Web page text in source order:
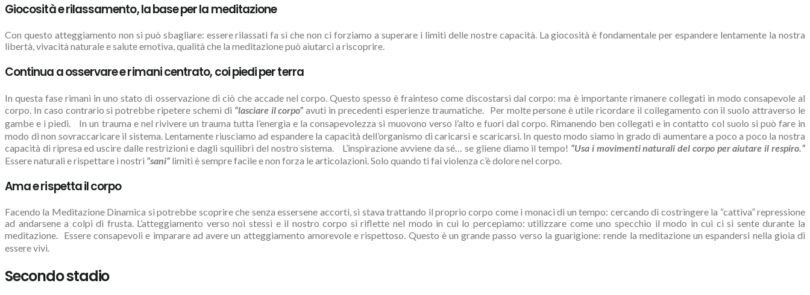
Giocosità e rilassamento, la base per la meditazione
Con questo atteggiamento non si può sbagliare: essere rilassati fa sì che non ci forziamo a superare i limiti delle nostre capacità. La giocosità è fondamentale per espandere lentamente la nostra
libertà, vivacità naturale e salute emotiva, qualità che la meditazione può aiutarci a riscoprire.
Continua a osservare e rimani centrato, coi piedi per terra
In questa fase rimani in uno stato di osservazione di ciò che accade nel corpo. Questo spesso è frainteso come discostarsi dal corpo: ma è importante rimanere collegati in modo consapevole al
corpo. In caso contrario si potrebbe ripetere schemi di “lasciare il corpo” avuti in precedenti esperienze traumatiche. Per molte persone è utile ricordare il collegamento con il suolo attraverso le
gambe e i piedi. In un trauma e nel rivivere un trauma tutta l’energia e la consapevolezza si muovono verso l’alto e fuori dal corpo. Rimanendo ben collegati e in contatto col suolo si può fare in
modo di non sovraccaricare il sistema. Lentamente riusciamo ad espandere la capacità dell’organismo di caricarsi e scaricarsi. In questo modo siamo in grado di aumentare a poco a poco la nostra
capacità di ripresa ed uscire dalle restrizioni e dagli squilibri del nostro sistema. L’inspirazione avviene da sé… se gliene diamo il tempo! “Usa i movimenti naturali del corpo per aiutare il respiro.”
Essere naturali e rispettare i nostri “sani” limiti è sempre facile e non forza le articolazioni. Solo quando ti fai violenza c’è dolore nel corpo.
Ama e rispetta il corpo
Facendo la Meditazione Dinamica si potrebbe scoprire che senza essersene accorti, si stava trattando il proprio corpo come i monaci di un tempo: cercando di costringere la “cattiva” repressione
ad andarsene a colpi di frusta. L’atteggiamento verso noi stessi e il nostro corpo si riflette nel modo in cui lo percepiamo: utilizzare come uno specchio il modo in cui ci si sente durante la
meditazione. Essere consapevoli e imparare ad avere un atteggiamento amorevole e rispettoso. Questo è un grande passo verso la guarigione: rende la meditazione un espandersi nella gioia di
essere vivi.
Secondo stadio